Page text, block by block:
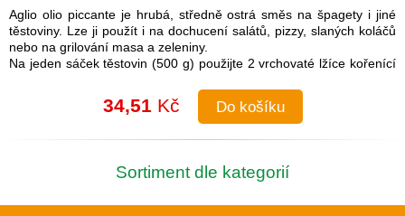
Aglio olio piccante je hrubá, středně ostrá směs na špagety i jiné
těstoviny. Lze ji použít i na dochucení salátů, pizzy, slaných koláčů
nebo na grilování masa a zeleniny.
Na jeden sáček těstovin (500 g) použijte 2 vrchovaté lžíce kořenící
Návod na přípravu: Do uvařených těstovin přimíchejte kořenící
směs a lžíci olivového oleje. Je možné také na pánvi olivový olej
rozehřát a koření na něm zlehka opražit, aby se rozvonělo a
následně přidat směs k těstovinám.
v obchodě.
34,51Kč Do košíku
Sortiment dle kategorií